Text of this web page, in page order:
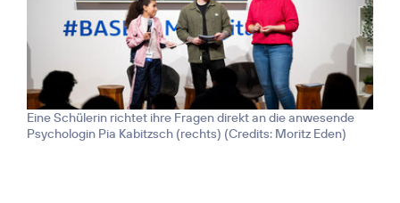
Eine Schülerin richtet ihre Fragen direkt an die anwesende
Psychologin Pia Kabitzsch (rechts) (Credits: Moritz Eden)